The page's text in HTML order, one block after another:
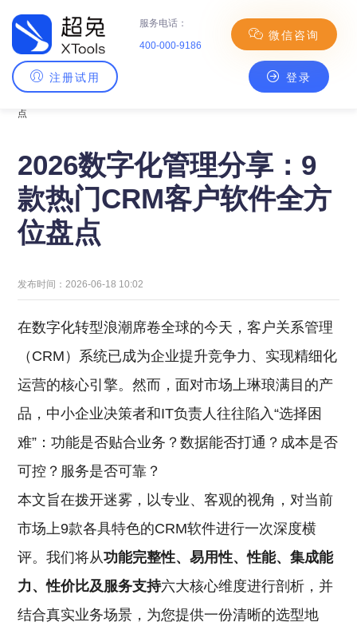
服务电话：
400-000-9186
微信咨询
注册试用 登录
主页>CRM百科> 2026数字化管理分享：9款热门CRM客户软件全方位盘
点
2026数字化管理分享：9
款热门CRM客户软件全方
位盘点
发布时间：2026-06-18 10:02
在数字化转型浪潮席卷全球的今天，客户关系管理
（CRM）系统已成为企业提升竞争力、实现精细化
运营的核心引擎。然而，面对市场上琳琅满目的产
品，中小企业决策者和IT负责人往往陷入“选择困
难”：功能是否贴合业务？数据能否打通？成本是否
可控？服务是否可靠？
本文旨在拨开迷雾，以专业、客观的视角，对当前
市场上9款各具特色的CRM软件进行一次深度横
评。我们将从功能完整性、易用性、性能、集成能
力、性价比及服务支持六大核心维度进行剖析，并
结合真实业务场景，为您提供一份清晰的选型地